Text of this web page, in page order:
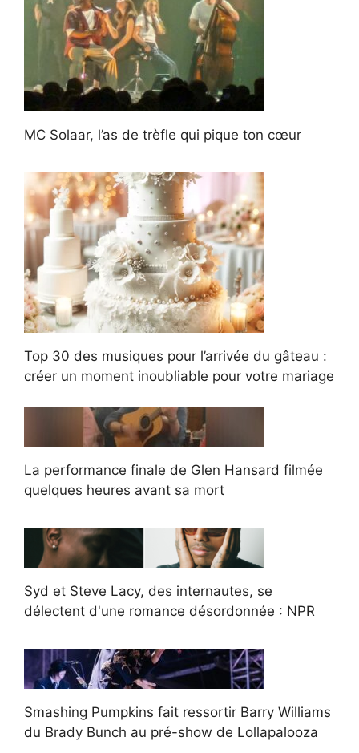
MC Solaar, l’as de trèfle qui pique ton cœur
Top 30 des musiques pour l’arrivée du gâteau :
créer un moment inoubliable pour votre mariage
La performance finale de Glen Hansard filmée
quelques heures avant sa mort
Syd et Steve Lacy, des internautes, se
délectent d'une romance désordonnée : NPR
Smashing Pumpkins fait ressortir Barry Williams
du Brady Bunch au pré-show de Lollapalooza